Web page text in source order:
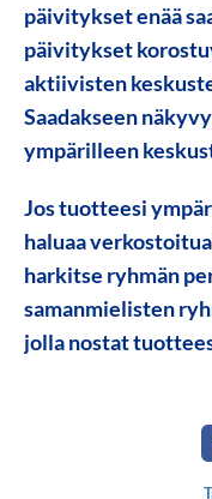
päivitykset enää
päivitykset
aktiivisten
Saadakseen
ympärilleen
Jos tuotteesi
haluaa
harkitse ryhmän
samanmielisten
jolla nostat